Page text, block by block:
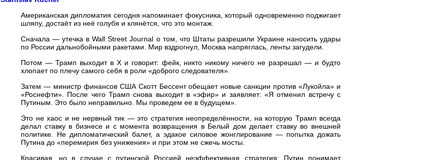
Американская дипломатия сегодня напоминает фокусника, который одновременно поджигает
шляпу, достаёт из неё голубя и клянётся, что это монтаж.
Сначала — утечка в Wall Street Journal о том, что Штаты разрешили Украине наносить удары
по России дальнобойными ракетами. Мир вздрогнул, Москва напряглась, ленты загудели.
Потом — Трамп выходит в X и говорит: фейк, никто никому ничего не разрешал — и будто
хлопает по плечу самого себя в роли «доброго следователя».
Затем — министр финансов США Скотт Бессент обещает новые санкции против «Лукойла» и
«Роснефти». После чего Трамп снова выходит в «эфир» и заявляет: «Я отменил встречу с
Путиным. Это было неправильно. Мы проведем ее в будущем».
Это не хаос и не нервный тик — это стратегия неопределённости, на которую Трамп всегда
делал ставку в бизнесе и с момента возвращения в Белый дом делает ставку во внешней
политике. Не дипломатический балет, а эдакое силовое жонглирование — попытка дожать
Путина до «перемирия без унижения» и при этом не сжечь мосты.
Красивая, но в случае с путинской Россией неэффективная стратегия: Путин понимает